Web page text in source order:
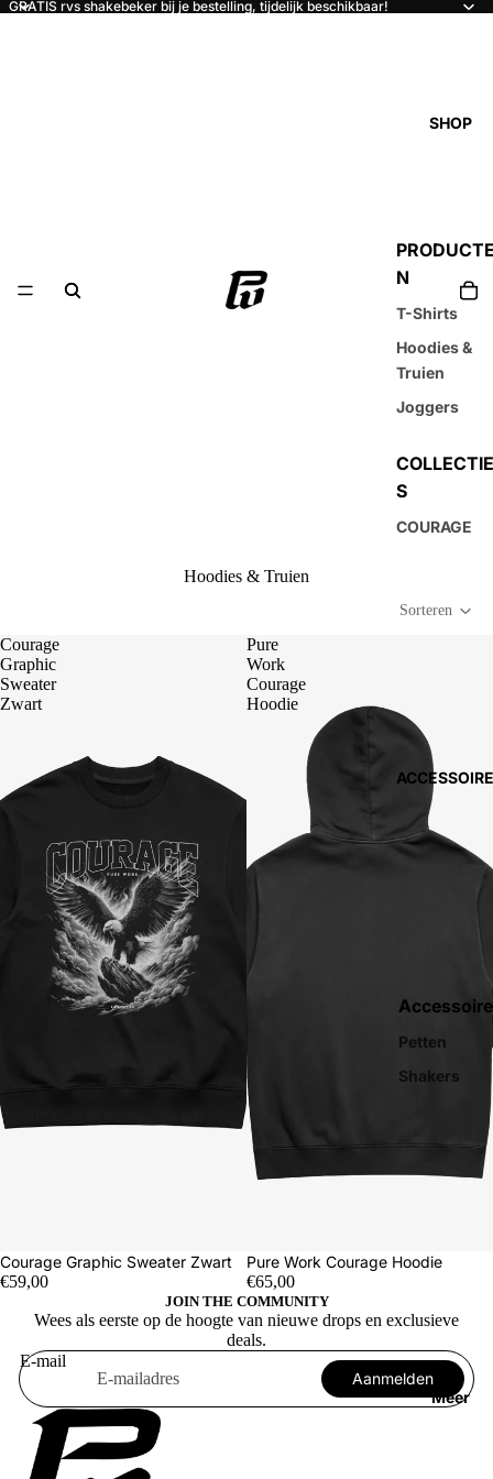
GRATIS rvs shakebeker bij je bestelling, tijdelijk beschikbaar!
SHOP
N
T-Shirts
Hoodies &
Truien
Joggers
COLLECTIE
S
COURAGE
Petten
Shakers
Meer
Hoodies & Truien
Sorteren
Courage
Graphic
Sweater
Zwart
Courage Graphic Sweater Zwart
€59,00
Pure
Work
Courage
Hoodie
Pure Work Courage Hoodie
€65,00
JOIN THE COMMUNITY
Wees als eerste op de hoogte van nieuwe drops en exclusieve
deals.
E-mail
Aanmelden